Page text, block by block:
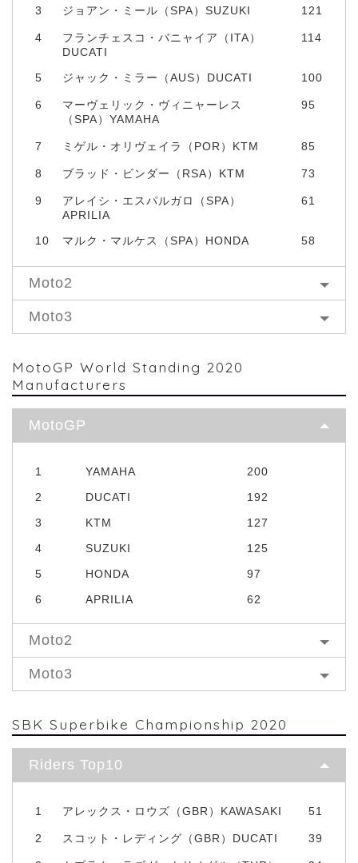
3 ジョアン・ミール（SPA）SUZUKI 121
4
フランチェスコ・バニャイア（ITA）
DUCATI
114
5 ジャック・ミラー（AUS）DUCATI 100
6
マーヴェリック・ヴィニャーレス
（SPA）YAMAHA
95
7 ミゲル・オリヴェイラ（POR）KTM 85
8 ブラッド・ビンダー（RSA）KTM 73
9
アレイシ・エスパルガロ（SPA）
APRILIA
61
10 マルク・マルケス（SPA）HONDA 58
Moto2
Moto3
MotoGP World Standing 2020
Manufacturers
MotoGP
1 YAMAHA
200
2
DUCATI
192
3
KTM
127
4
SUZUKI
125
5
HONDA
97
6
APRILIA 62
Moto2
Moto3
SBK Superbike Championship 2020
Riders Top10
1 アレックス・ロウズ（GBR）KAWASAKI 51
2 スコット・レディング（GBR）DUCATI 39